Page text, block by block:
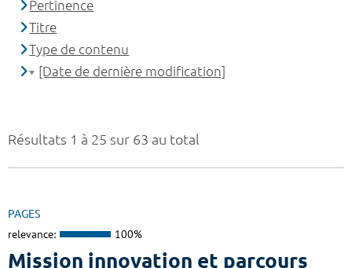
Résultats 1 à 25 sur 63 au total
PAGES
relevance: 100%
Mission innovation et parcours
Pertinence
Titre
Type de contenu
[Date de dernière modification]